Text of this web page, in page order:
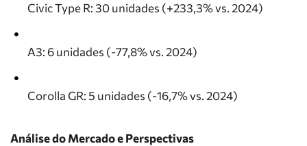
Civic Type R: 30 unidades (+233,3% vs. 2024)
A3: 6 unidades (-77,8% vs. 2024)
Corolla GR: 5 unidades (-16,7% vs. 2024)
Análise do Mercado e Perspectivas